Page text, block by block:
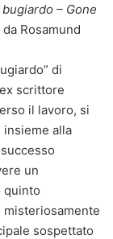
bugiardo – Gone
Rosamund
di
scrittore
il lavoro, si
alla
un
quinto
misteriosamente
sospettato